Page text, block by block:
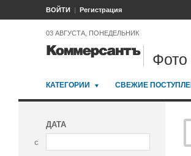
ВОЙТИ Регистрация
03 АВГУСТА, ПОНЕДЕЛЬНИК
Фото
КАТЕГОРИИ СВЕЖИЕ
ДАТА
с